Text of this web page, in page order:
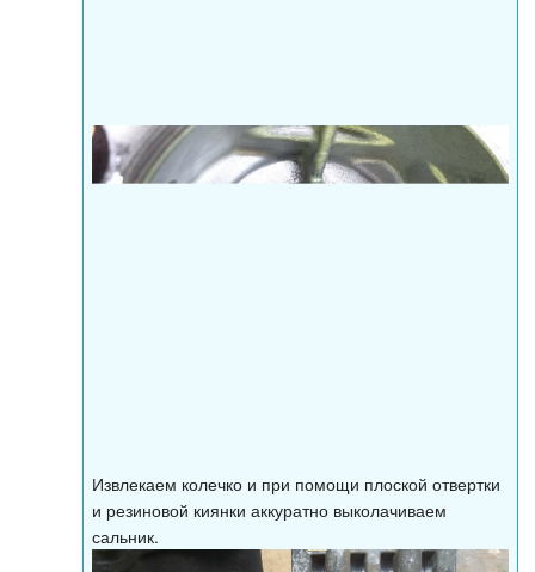
Извлекаем колечко и при помощи плоской отвертки
и резиновой киянки аккуратно выколачиваем
сальник.